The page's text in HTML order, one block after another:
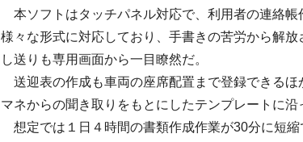
本ソフトはタッチパネル対応で、利用者の連絡帳
様々な形式に対応しており、手書きの苦労から解
し送りも専用画面から一目瞭然だ。
送迎表の作成も車両の座席配置まで登録できるほ
マネからの聞き取りをもとにしたテンプレートに沿
想定では１日４時間の書類作成作業が30分に短